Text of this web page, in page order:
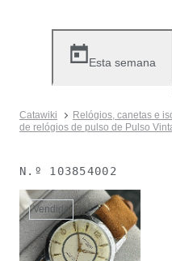
Esta semana
Catawiki Relógios, canetas e
de relógios de pulso de Pulso
N.º 103854002
Vendido